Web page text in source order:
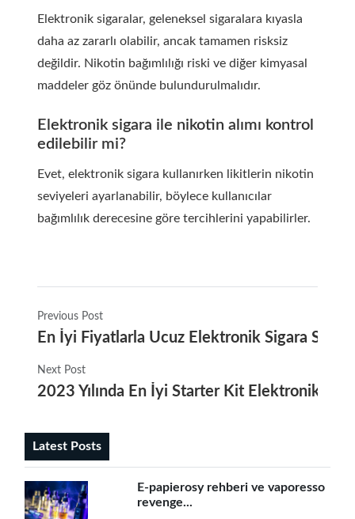
Elektronik sigaralar, geleneksel sigaralara kıyasla
daha az zararlı olabilir, ancak tamamen risksiz
değildir. Nikotin bağımlılığı riski ve diğer kimyasal
maddeler göz önünde bulundurulmalıdır.
Elektronik sigara ile nikotin alımı kontrol
edilebilir mi?
Evet, elektronik sigara kullanırken likitlerin nikotin
seviyeleri ayarlanabilir, böylece kullanıcılar
bağımlılık derecesine göre tercihlerini yapabilirler.
Previous Post
En İyi Fiyatlarla Ucuz Elektronik Sigara
Next Post
2023 Yılında En İyi Starter Kit Elektronik
Latest Posts
E-papierosy rehberi ve vaporesso
revenge...